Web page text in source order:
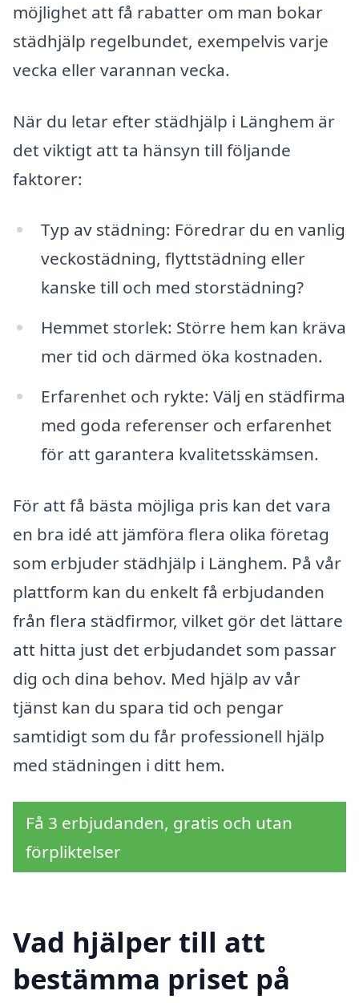
möjlighet att få rabatter om man bokar
städhjälp regelbundet, exempelvis varje
vecka eller varannan vecka.
När du letar efter städhjälp i Länghem är
det viktigt att ta hänsyn till följande
faktorer:
Typ av städning: Föredrar du en vanlig
veckostädning, flyttstädning eller
kanske till och med storstädning?
Hemmet storlek: Större hem kan kräva
mer tid och därmed öka kostnaden.
Erfarenhet och rykte: Välj en städfirma
med goda referenser och erfarenhet
för att garantera kvalitetsskämsen.
För att få bästa möjliga pris kan det vara
en bra idé att jämföra flera olika företag
som erbjuder städhjälp i Länghem. På vår
plattform kan du enkelt få erbjudanden
från flera städfirmor, vilket gör det lättare
att hitta just det erbjudandet som passar
dig och dina behov. Med hjälp av vår
tjänst kan du spara tid och pengar
samtidigt som du får professionell hjälp
med städningen i ditt hem.
Få 3 erbjudanden, gratis och utan
förpliktelser
Vad hjälper till att
bestämma priset på